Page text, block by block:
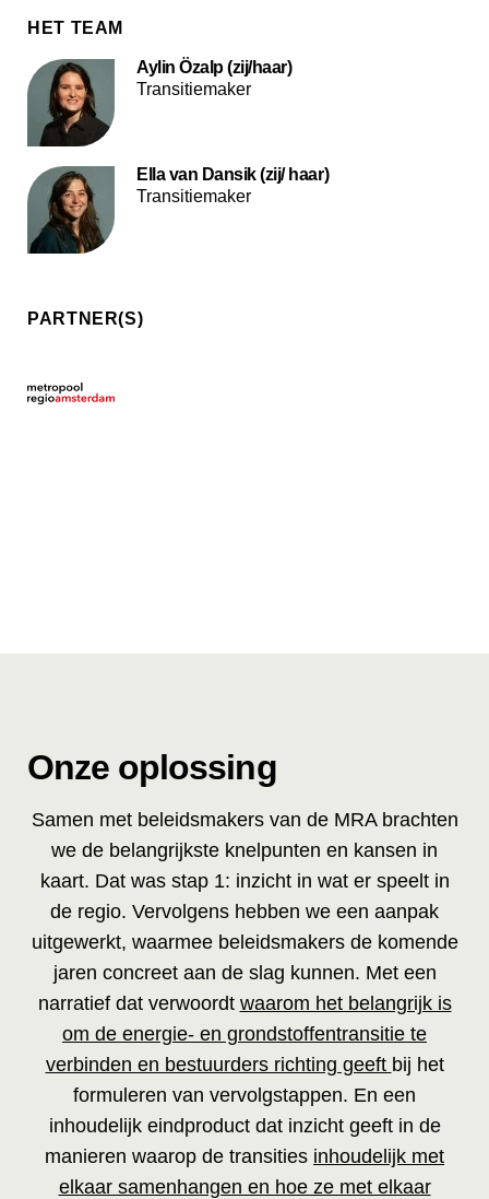
HET TEAM
Aylin Özalp (zij/haar)
Transitiemaker
Ella van Dansik (zij/ haar)
Transitiemaker
PARTNER(S)
Onze oplossing
Samen met beleidsmakers van de MRA brachten
we de belangrijkste knelpunten en kansen in
kaart. Dat was stap 1: inzicht in wat er speelt in
de regio. Vervolgens hebben we een aanpak
uitgewerkt, waarmee beleidsmakers de komende
jaren concreet aan de slag kunnen. Met een
narratief dat verwoordt waarom het belangrijk is
om de energie- en grondstoffentransitie te
verbinden en bestuurders richting geeft bij het
formuleren van vervolgstappen. En een
inhoudelijk eindproduct dat inzicht geeft in de
manieren waarop de transities inhoudelijk met
elkaar samenhangen en hoe ze met elkaar